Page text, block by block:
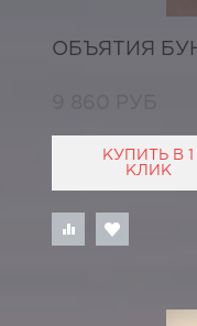
ОБЪЯТИЯ
9 860 РУБ
КУПИТЬ В 1
КЛИК